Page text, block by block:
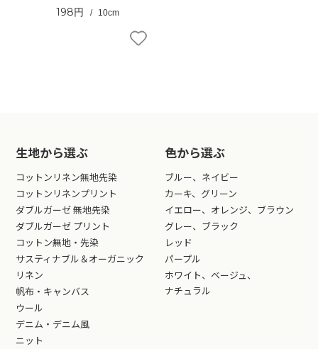
198円 10cm
生地から選ぶ
コットンリネン無地先染
コットンリネンプリント
ダブルガーゼ 無地先染
ダブルガーゼ プリント
コットン無地・先染
サスティナブル＆オーガニック
リネン
帆布・キャンバス
ウール
デニム・デニム風
ニット
色から選ぶ
ブルー、ネイビー
カーキ、グリーン
イエロー、オレンジ、ブラウン
グレー、ブラック
レッド
パープル
ホワイト、ベージュ、
ナチュラル